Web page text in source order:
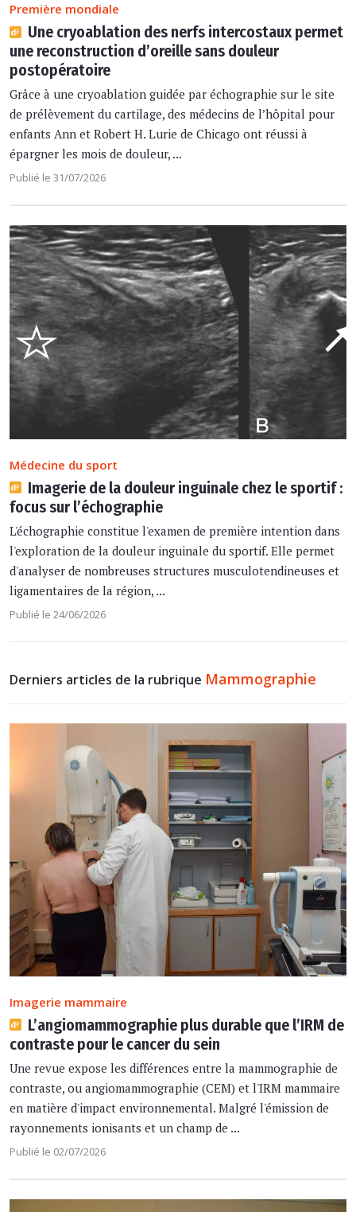
Première mondiale
Une cryoablation des nerfs intercostaux permet
une reconstruction d’oreille sans douleur
postopératoire
Grâce à une cryoablation guidée par échographie sur le site
de prélèvement du cartilage, des médecins de l’hôpital pour
enfants Ann et Robert H. Lurie de Chicago ont réussi à
épargner les mois de douleur, ...
Publié le 31/07/2026
Médecine du sport
Imagerie de la douleur inguinale chez le sportif :
focus sur l’échographie
L'échographie constitue l'examen de première intention dans
l'exploration de la douleur inguinale du sportif. Elle permet
d'analyser de nombreuses structures musculotendineuses et
ligamentaires de la région, ...
Publié le 24/06/2026
Derniers articles de la rubrique Mammographie
Imagerie mammaire
L’angiomammographie plus durable que l’IRM de
contraste pour le cancer du sein
Une revue expose les différences entre la mammographie de
contraste, ou angiomammographie (CEM) et l'IRM mammaire
en matière d'impact environnemental. Malgré l'émission de
rayonnements ionisants et un champ de ...
Publié le 02/07/2026